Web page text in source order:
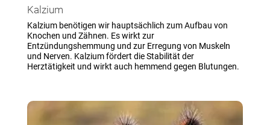
Kalzium
Kalzium benötigen wir hauptsächlich zum Aufbau von
Knochen und Zähnen. Es wirkt zur
Entzündungshemmung und zur Erregung von Muskeln
und Nerven. Kalzium fördert die Stabilität der
Herztätigkeit und wirkt auch hemmend gegen Blutungen.